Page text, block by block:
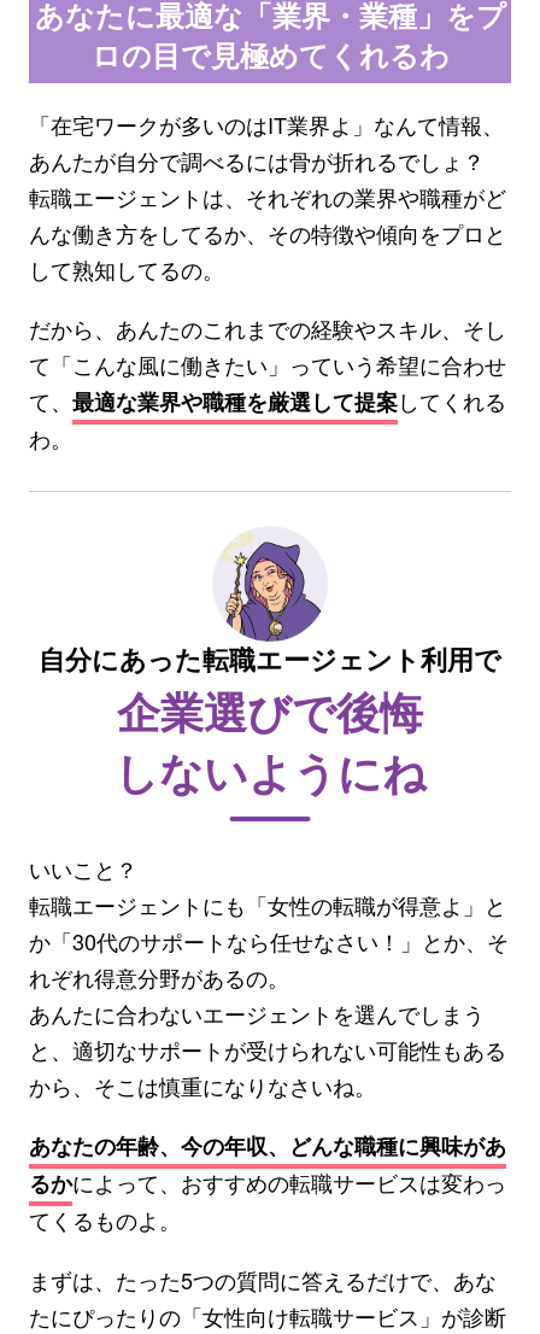
あなたに最適な「業界・業種」をプ
ロの目で見極めてくれるわ
「在宅ワークが多いのはIT業界よ」なんて情報、
あんたが自分で調べるには骨が折れるでしょ？
転職エージェントは、それぞれの業界や職種がど
んな働き方をしてるか、その特徴や傾向をプロと
して熟知してるの。
だから、あんたのこれまでの経験やスキル、そし
て「こんな風に働きたい」っていう希望に合わせ
て、 最適な業界や職種を厳選して提案してくれる
わ。
自分にあった転職エージェント利用で
企業選びで後悔
しないようにね
いいこと？
転職エージェントにも「女性の転職が得意よ」と
か「30代のサポートなら任せなさい！」とか、そ
れぞれ得意分野があるの。
あんたに合わないエージェントを選んでしまう
と、適切なサポートが受けられない可能性もある
から、そこは慎重になりなさいね。
あなたの年齢、今の年収、どんな職種に興味があ
るかによって、おすすめの転職サービスは変わっ
てくるものよ。
まずは、たった5つの質問に答えるだけで、あな
たにぴったりの「女性向け転職サービス」が診断